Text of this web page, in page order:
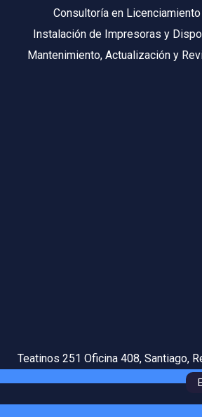
Consultoría en
Instalación de Impresoras y
Mantenimiento, Actualización y
Teatinos 251 Oficina 408, Santiago,